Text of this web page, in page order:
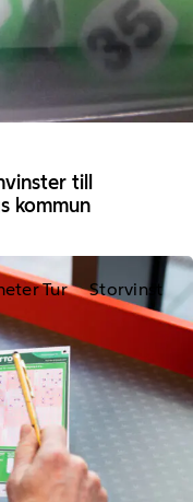
till
kommun
Tur Storvinst